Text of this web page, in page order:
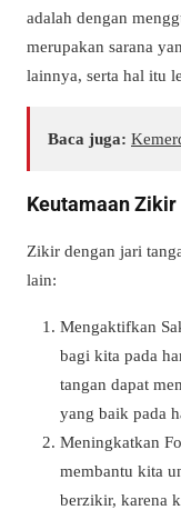
adalah dengan
merupakan sarana
lainnya, serta hal itu
Baca juga:
Keutamaan Zikir
Zikir dengan jari
lain:
Mengaktifkan
bagi kita pada
tangan dapat
yang baik pada
Meningkatkan
membantu kita
berzikir, karena